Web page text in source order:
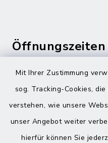
Mit Ihrer Zustimmung
sog. Tracking-Cookies,
verstehen, wie unsere
unser Angebot weiter
hierfür können Sie
Montag bis Freitag:
08:00-12:00 Uhr
Donnerstag zusätzlich:
13:00-18:00 Uhr